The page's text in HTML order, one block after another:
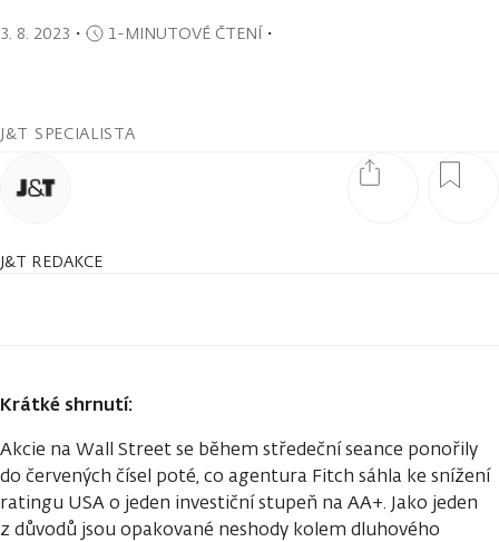
3. 8. 2023 ・ 1-MINUTOVÉ ČTENÍ・
J&T SPECIALISTA
J&T REDAKCE
Krátké shrnutí:
Akcie na Wall Street se během středeční seance ponořily
do červených čísel poté, co agentura Fitch sáhla ke snížení
ratingu USA o jeden investiční stupeň na AA+. Jako jeden
z důvodů jsou opakované neshody kolem dluhového